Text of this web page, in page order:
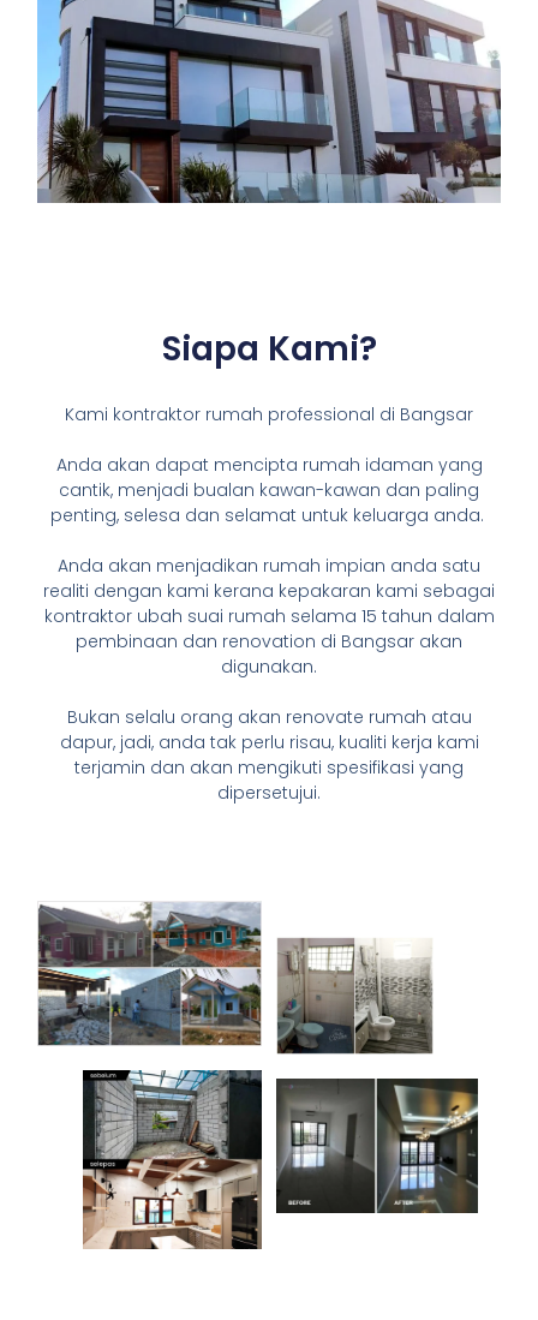
Siapa Kami?
Kami kontraktor rumah professional di Bangsar
Anda akan dapat mencipta rumah idaman yang
cantik, menjadi bualan kawan-kawan dan paling
penting, selesa dan selamat untuk keluarga anda.
Anda akan menjadikan rumah impian anda satu
realiti dengan kami kerana kepakaran kami sebagai
kontraktor ubah suai rumah selama 15 tahun dalam
pembinaan dan renovation di Bangsar akan
digunakan.
Bukan selalu orang akan renovate rumah atau
dapur, jadi, anda tak perlu risau, kualiti kerja kami
terjamin dan akan mengikuti spesifikasi yang
dipersetujui.